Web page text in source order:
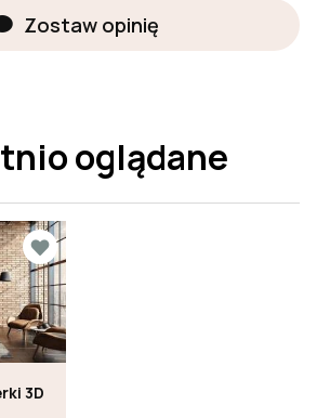
Zostaw opinię
oglądane
3D